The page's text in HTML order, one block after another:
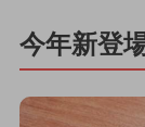
今年新登